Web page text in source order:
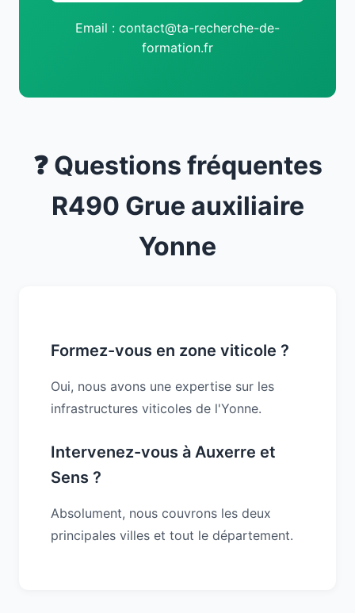
Email : contact@ta-recherche-de-
formation.fr
❓ Questions fréquentes
R490 Grue auxiliaire
Yonne
Formez-vous en zone viticole ?
Oui, nous avons une expertise sur les
infrastructures viticoles de l'Yonne.
Intervenez-vous à Auxerre et
Sens ?
Absolument, nous couvrons les deux
principales villes et tout le département.